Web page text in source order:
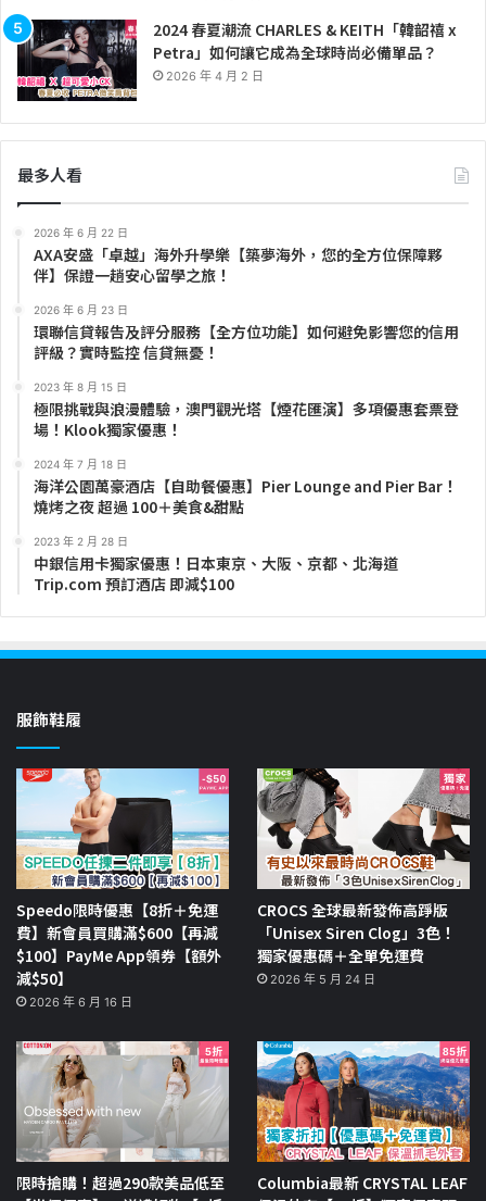
2024 春夏潮流 CHARLES & KEITH「韓韶禧 x
Petra」如何讓它成為全球時尚必備單品？
2026 年 4 月 2 日
最多人看
2026 年 6 月 22 日
AXA安盛「卓越」海外升學樂【築夢海外，您的全方位保障夥
伴】保證一趟安心留學之旅！
2026 年 6 月 23 日
環聯信貸報告及評分服務【全方位功能】如何避免影響您的信用
評級？實時監控 信貸無憂！
2023 年 8 月 15 日
極限挑戰與浪漫體驗，澳門觀光塔【煙花匯演】多項優惠套票登
場！Klook獨家優惠！
2024 年 7 月 18 日
海洋公園萬豪酒店【自助餐優惠】Pier Lounge and Pier Bar！
燒烤之夜 超過 100＋美食&甜點
2023 年 2 月 28 日
中銀信用卡獨家優惠！日本東京、大阪、京都、北海道
Trip.com 預訂酒店 即減$100
服飾鞋履
Speedo限時優惠【8折＋免運
費】新會員買購滿$600【再減
$100】PayMe App領券【額外
減$50】
2026 年 6 月 16 日
CROCS 全球最新發佈高踭版
「Unisex Siren Clog」3色！
獨家優惠碼＋全單免運費
2026 年 5 月 24 日
限時搶購！超過290款美品低至
Columbia最新 CRYSTAL LEAF